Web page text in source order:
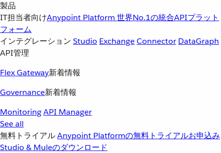
製品
IT担当者向けAnypoint Platform 世界No.1の統合APIプラット
フォーム
インテグレーション Studio ExchangeConnector DataGraph
API管理
Flex Gateway新着情報
Governance新着情報
MonitoringAPI Manager
See all
無料トライアルAnypoint Platformの無料トライアルお申込み
Studio & Muleのダウンロード